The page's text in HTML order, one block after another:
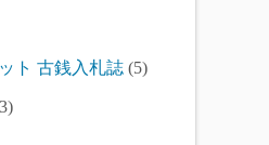
ト 古銭入札誌 (5)